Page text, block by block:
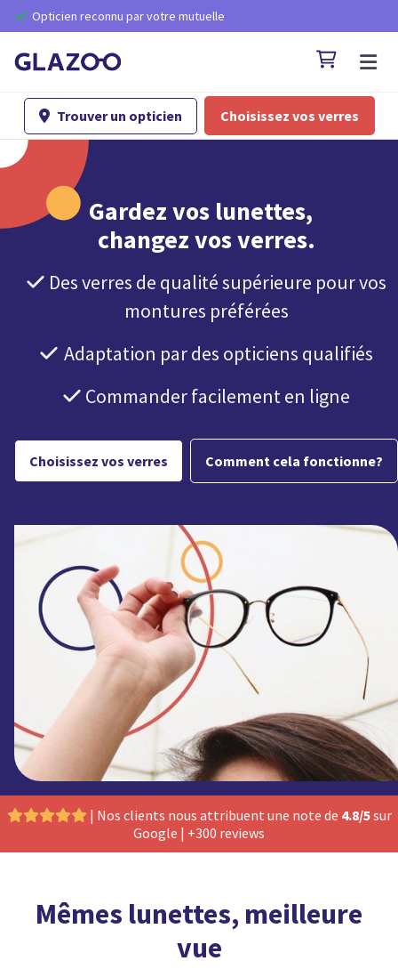
 Opticien reconnu par votre mutuelle

 Trouver un opticien Choisissez vos verres
Gardez vos lunettes,
changez vos verres.
 Des verres de qualité supérieure pour vos
montures préférées
 Adaptation par des opticiens qualifiés
 Commander facilement en ligne
Choisissez vos verres Comment cela fonctionne?
 | Nos clients nous attribuent une note de 4.8/5sur
Google | +300 reviews
Mêmes lunettes, meilleure
vue